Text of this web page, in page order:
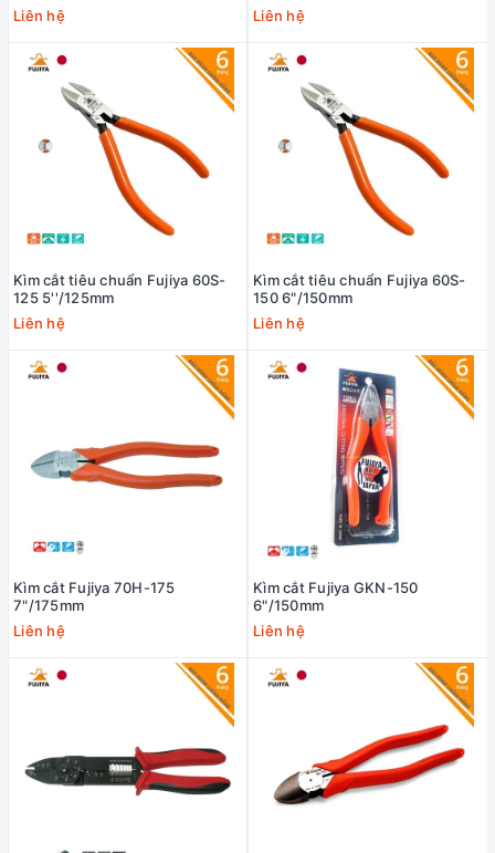
Liên hệ
Liên hệ
Kìm cắt tiêu chuẩn Fujiya 60S-
125 5''/125mm
Liên hệ
Kìm cắt tiêu chuẩn Fujiya 60S-
150 6"/150mm
Liên hệ
Kìm cắt Fujiya 70H-175
7"/175mm
Liên hệ
Kìm cắt Fujiya GKN-150
6"/150mm
Liên hệ